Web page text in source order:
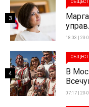
18:03 | 23-
3
В
07:17 | 20-
4